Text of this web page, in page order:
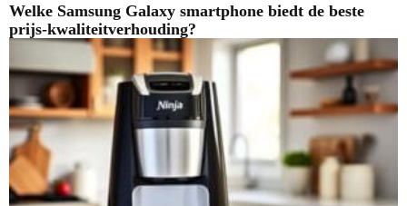
Welke Samsung Galaxy smartphone biedt de beste
prijs-kwaliteitverhouding?